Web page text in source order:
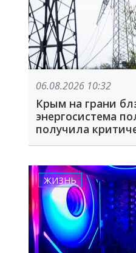
06.08.2026 10:32
Крым на грани
энергосистема
получила
повреждения.
всему
ЖИЗНЬ